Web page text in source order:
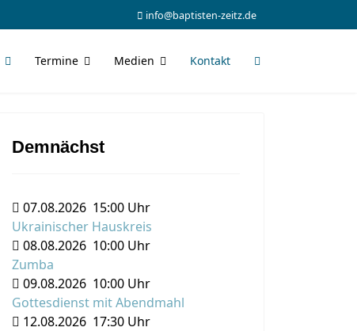
info@baptisten-zeitz.de
Termine Medien Kontakt
Demnächst
07.08.2026 15:00 Uhr
Ukrainischer Hauskreis
08.08.2026 10:00 Uhr
Zumba
09.08.2026 10:00 Uhr
Gottesdienst mit Abendmahl
12.08.2026 17:30 Uhr